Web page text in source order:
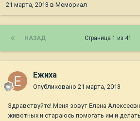
21 марта, 2013 в Мемориал
НАЗАД Страница 1 из 41
Ежиха
Опубликовано 21 марта, 2013
Здравствуйте! Меня зовут Елена
животных и стараюсь помогать им и